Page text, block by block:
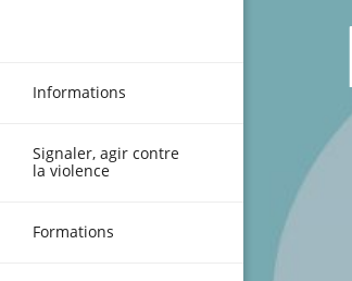
Informations
Signaler, agir contre
la violence
Formations